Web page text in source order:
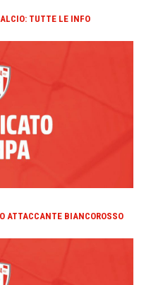
TUTTE LE INFO
ATTACCANTE BIANCOROSSO